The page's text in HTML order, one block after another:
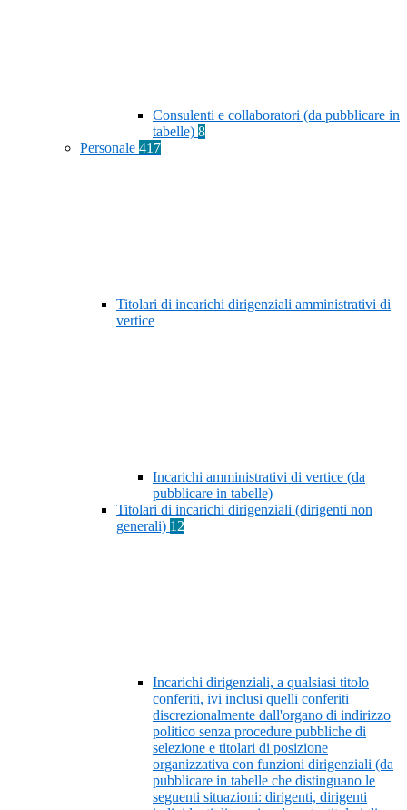
Consulenti e collaboratori (da pubblicare in
tabelle) 8
Personale 417
Titolari di incarichi dirigenziali amministrativi di
vertice
Incarichi amministrativi di vertice (da
pubblicare in tabelle)
Titolari di incarichi dirigenziali (dirigenti non
generali) 12
Incarichi dirigenziali, a qualsiasi titolo
conferiti, ivi inclusi quelli conferiti
discrezionalmente dall'organo di indirizzo
politico senza procedure pubbliche di
selezione e titolari di posizione
organizzativa con funzioni dirigenziali (da
pubblicare in tabelle che distinguano le
seguenti situazioni: dirigenti, dirigenti